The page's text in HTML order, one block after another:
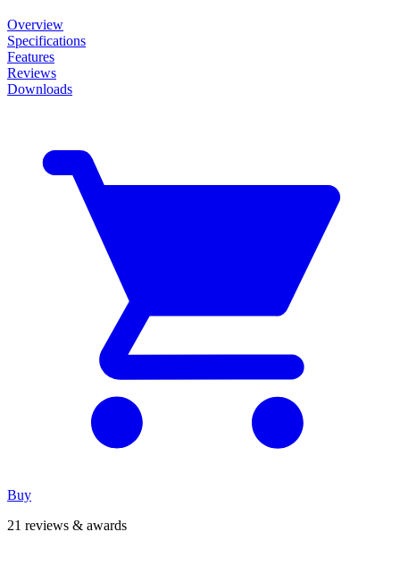
Overview
Specifications
Features
Reviews
Downloads
Buy
21 reviews & awards